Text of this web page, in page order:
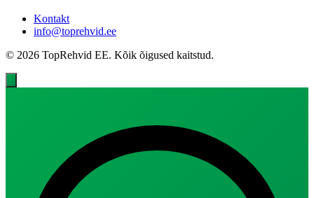
Kontakt
info@toprehvid.ee
© 2026 TopRehvid EE. Kõik õigused kaitstud.